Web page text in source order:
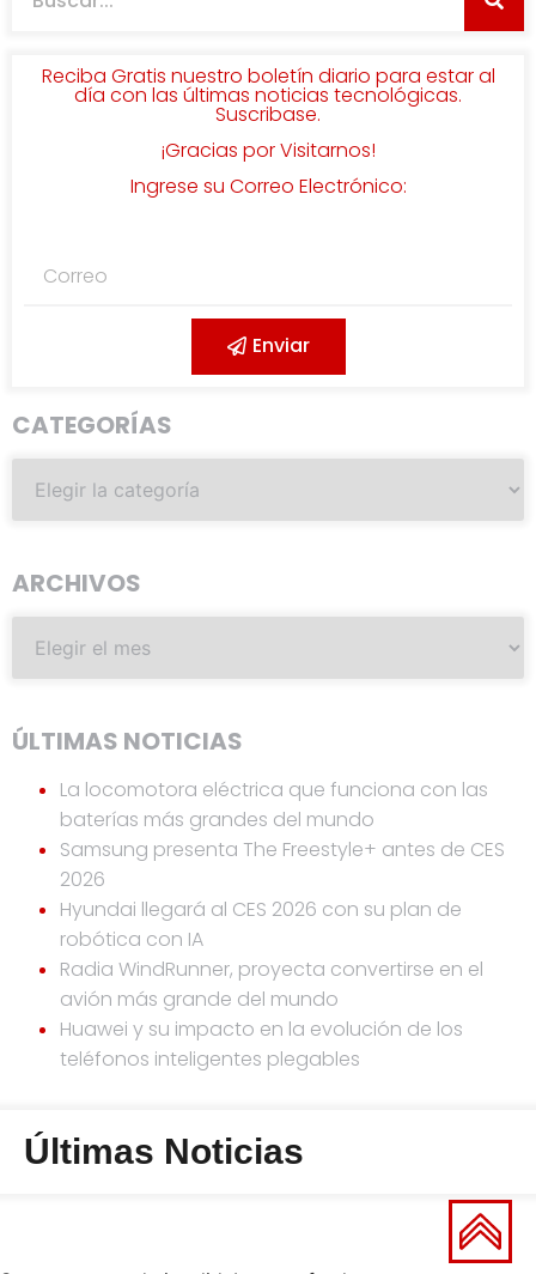
Reciba Gratis nuestro boletín diario para estar al
día con las últimas noticias tecnológicas.
Suscribase.
¡Gracias por Visitarnos!
Ingrese su Correo Electrónico:
Enviar
CATEGORÍAS
ARCHIVOS
ÚLTIMAS NOTICIAS
La locomotora eléctrica que funciona con las
baterías más grandes del mundo
Samsung presenta The Freestyle+ antes de CES
2026
Hyundai llegará al CES 2026 con su plan de
robótica con IA
Radia WindRunner, proyecta convertirse en el
avión más grande del mundo
Huawei y su impacto en la evolución de los
teléfonos inteligentes plegables
Últimas Noticias